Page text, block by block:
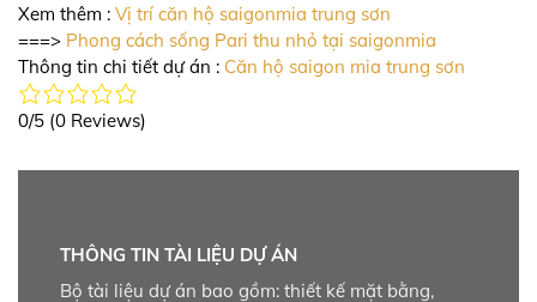
Xem thêm : Vị trí căn hộ saigonmia trung sơn
===> Phong cách sống Pari thu nhỏ tại saigonmia
Thông tin chi tiết dự án : Căn hộ saigon mia trung sơn
0/5 (0 Reviews)
THÔNG TIN TÀI LIỆU DỰ ÁN
Bộ tài liệu dự án bao gồm: thiết kế mặt bằng,